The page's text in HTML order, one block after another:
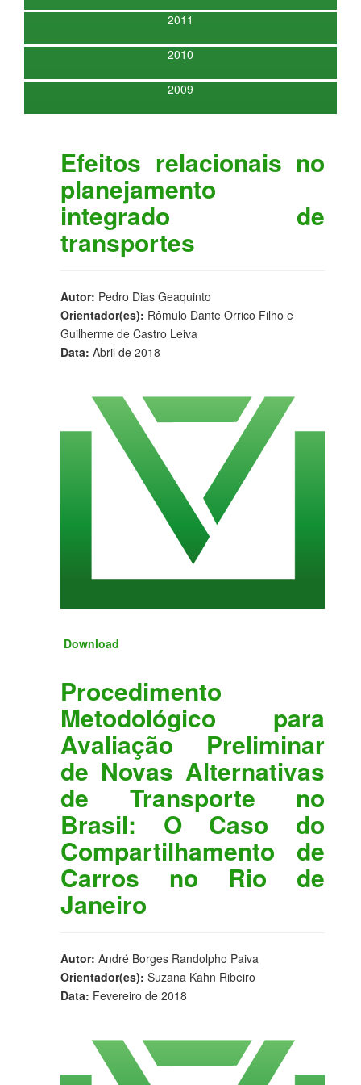
2011
2010
2009
Efeitos relacionais no
planejamento
integrado de
transportes
Autor: Pedro Dias Geaquinto
Orientador(es): Rômulo Dante Orrico Filho e
Guilherme de Castro Leiva
Data: Abril de 2018
Download
Procedimento
Metodológico para
Avaliação Preliminar
de Novas Alternativas
de Transporte no
Brasil: O Caso do
Compartilhamento de
Carros no Rio de
Janeiro
Autor: André Borges Randolpho Paiva
Orientador(es): Suzana Kahn Ribeiro
Data: Fevereiro de 2018